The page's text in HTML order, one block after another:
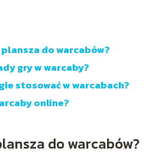
do warcabów?
gry w warcaby?
stosować w warcabach?
online?
do warcabów?